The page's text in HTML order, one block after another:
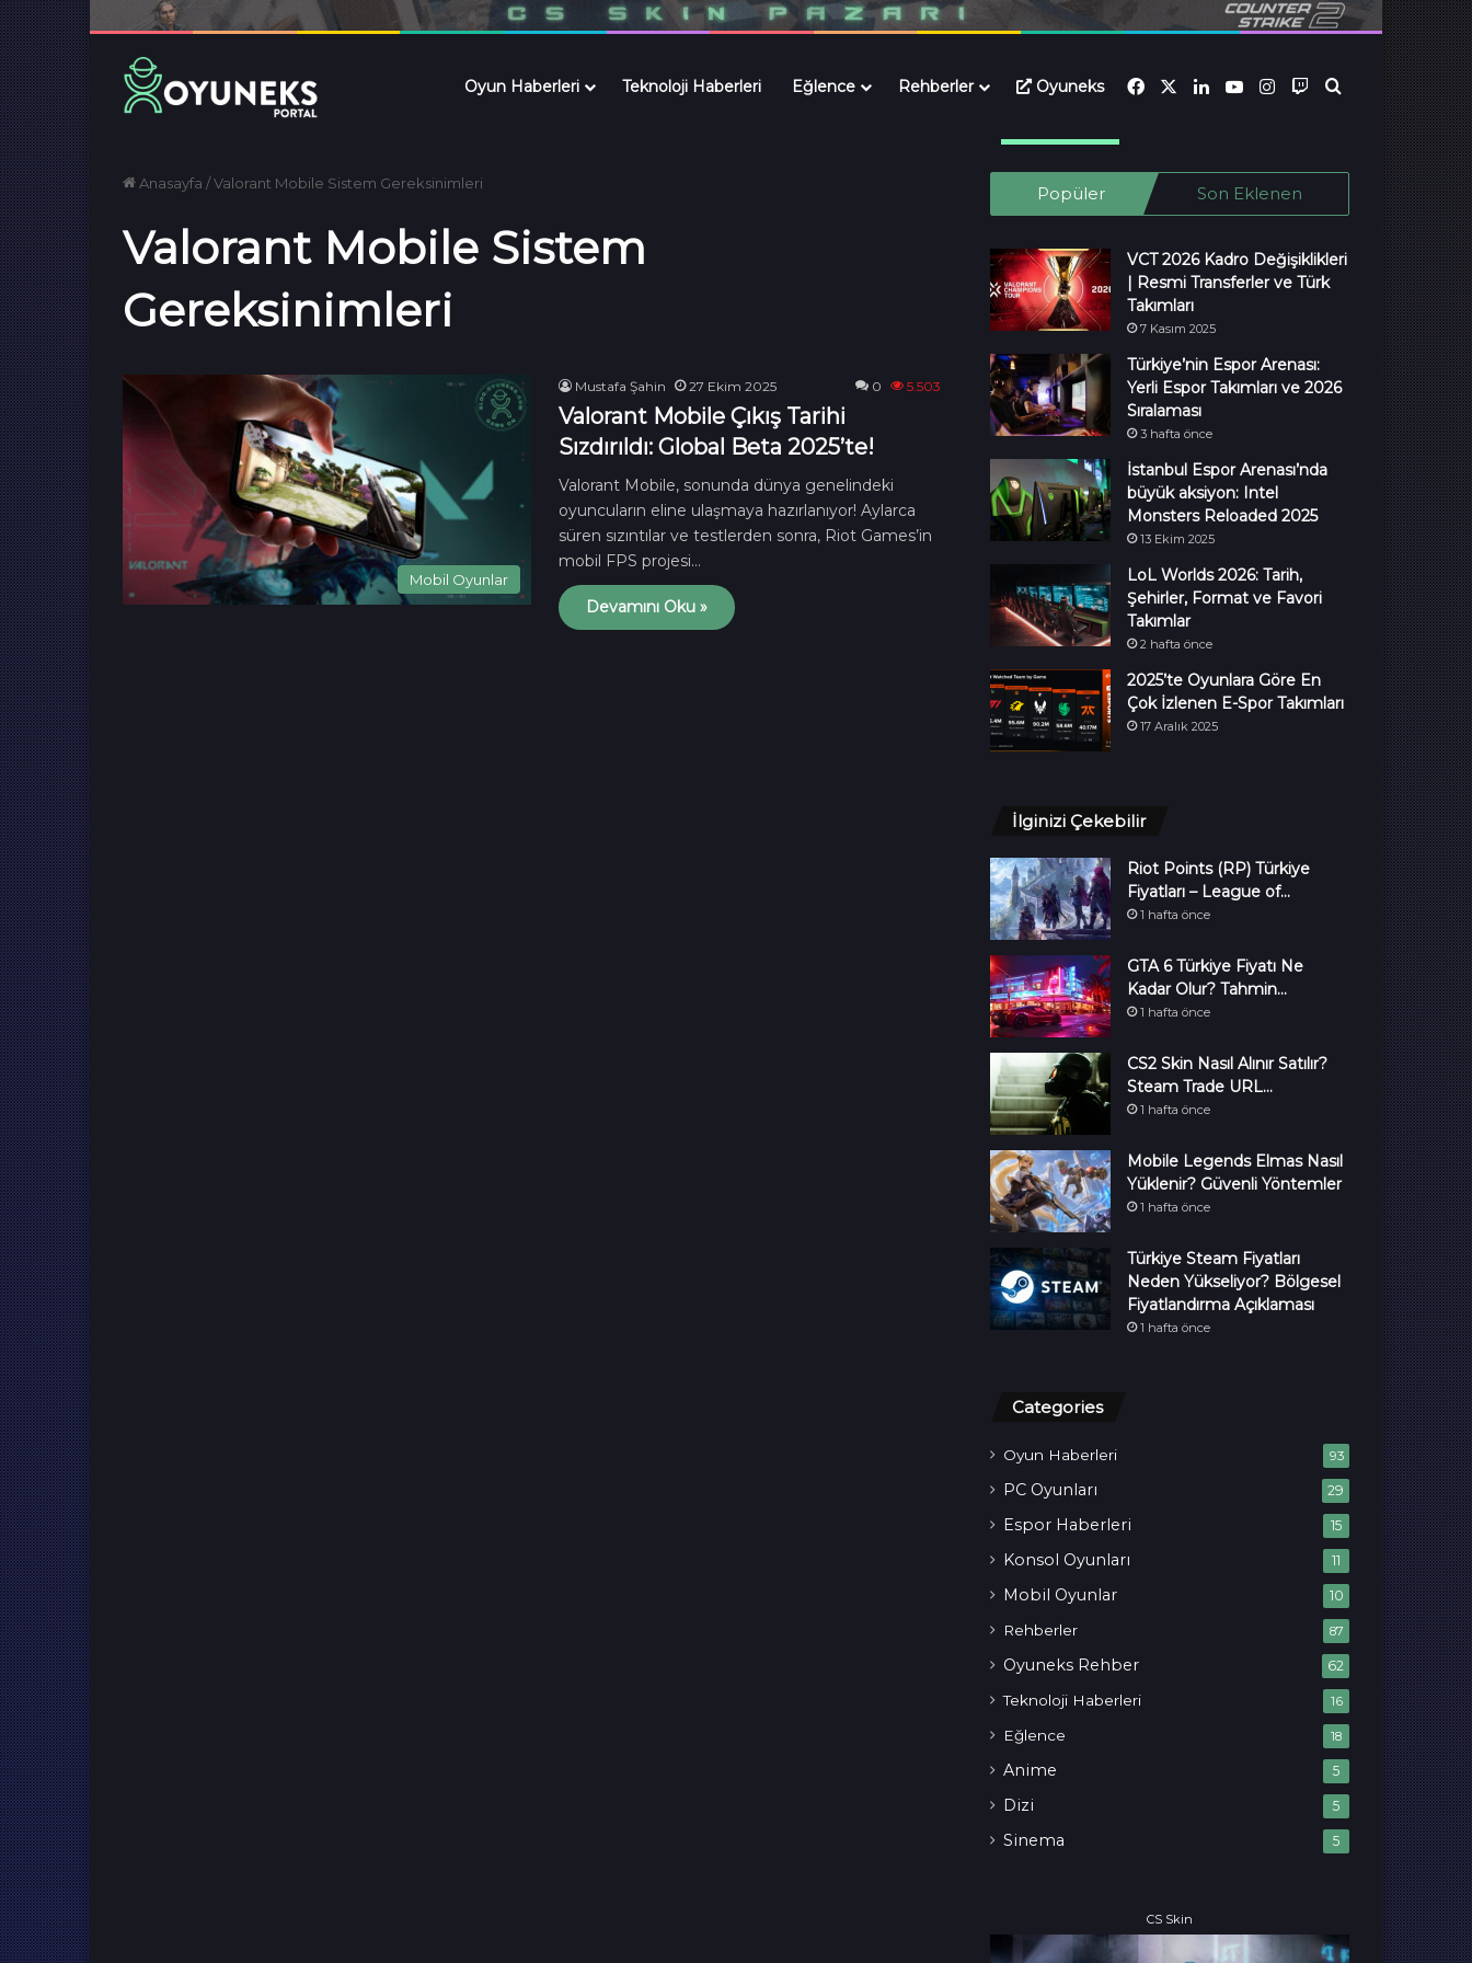
Oyun Haberleri Teknoloji Haberleri Eğlence Rehberler Oyuneks FacebookLinkedInYouTubeInstagram
Twitch
Anasayfa /Valorant Mobile Sistem Gereksinimleri
Valorant Mobile Sistem
Gereksinimleri
Mobil Oyunlar
Mustafa Şahin 27 Ekim 2025 0 5.503
Valorant Mobile Çıkış Tarihi
Sızdırıldı: Global Beta 2025’te!
Valorant Mobile, sonunda dünya genelindeki
oyuncuların eline ulaşmaya hazırlanıyor! Aylarca
süren sızıntılar ve testlerden sonra, Riot Games’in
mobil FPS projesi…
Devamını Oku »
Popüler Son Eklenen
VCT 2026 Kadro Değişiklikleri
| Resmi Transferler ve Türk
Takımları
7 Kasım 2025
Türkiye’nin Espor Arenası:
Yerli Espor Takımları ve 2026
Sıralaması
3 hafta önce
İstanbul Espor Arenası’nda
büyük aksiyon: Intel
Monsters Reloaded 2025
13 Ekim 2025
LoL Worlds 2026: Tarih,
Şehirler, Format ve Favori
Takımlar
2 hafta önce
2025’te Oyunlara Göre En
Çok İzlenen E-Spor Takımları
17 Aralık 2025
İlginizi Çekebilir
Riot Points (RP) Türkiye
Fiyatları – League of…
1 hafta önce
GTA 6 Türkiye Fiyatı Ne
Kadar Olur? Tahmin…
1 hafta önce
CS2 Skin Nasıl Alınır Satılır?
Steam Trade URL…
1 hafta önce
Mobile Legends Elmas Nasıl
Yüklenir? Güvenli Yöntemler
1 hafta önce
Türkiye Steam Fiyatları
Neden Yükseliyor? Bölgesel
Fiyatlandırma Açıklaması
1 hafta önce
Categories
Oyun Haberleri 93
PC Oyunları 29
Espor Haberleri 15
Konsol Oyunları 11
Mobil Oyunlar 10
Rehberler 87
Oyuneks Rehber 62
Teknoloji Haberleri 16
Eğlence 18
Anime 5
Dizi 5
Sinema 5
CS Skin